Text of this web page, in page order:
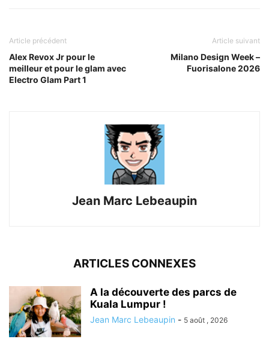
Article précédent
Alex Revox Jr pour le
meilleur et pour le glam avec
Electro Glam Part 1
Article suivant
Milano Design Week –
Fuorisalone 2026
Jean Marc Lebeaupin
ARTICLES CONNEXES
A la découverte des parcs de
Kuala Lumpur !
Jean Marc Lebeaupin - 5 août , 2026